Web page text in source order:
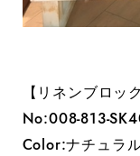
【リネンブロッ
No:008-813-
Color:ナチュラ